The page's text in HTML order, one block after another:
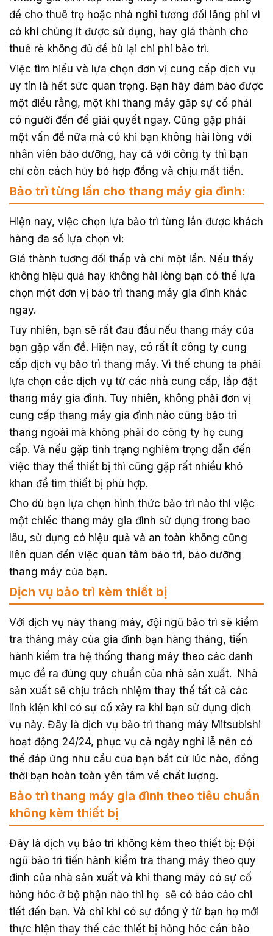
để cho thuê trọ hoặc nhà nghỉ tương đối lãng phí vì
có khi chúng ít được sử dụng, hay giá thành cho
thuê rẻ không đủ đề bù lại chi phí bảo trì.
Việc tìm hiểu và lựa chọn đơn vị cung cấp dịch vụ
uy tín là hết sức quan trọng. Bạn hãy đảm bảo được
một điều rằng, một khi thang máy gặp sự cố phải
có người đến để giải quyết ngay. Cũng gặp phải
một vấn đề nữa mà có khi bạn không hài lòng với
nhân viên bảo dưỡng, hay cả với công ty thì bạn
chỉ còn cách hủy bỏ hợp đồng và chịu mất tiền.
Bảo trì từng lần cho thang máy gia đình:
Hiện nay, việc chọn lựa bảo trì từng lần được khách
hàng đa số lựa chọn vì:
Giá thành tương đối thấp và chỉ một lần. Nếu thấy
không hiệu quả hay không hài lòng bạn có thể lựa
chọn một đơn vị bảo trì thang máy gia đình khác
ngay.
Tuy nhiên, bạn sẽ rất đau đầu nếu thang máy của
bạn gặp vấn đề. Hiện nay, có rất ít công ty cung
cấp dịch vụ bảo trì thang máy. Vì thế chung ta phải
lựa chọn các dịch vụ từ các nhà cung cấp, lắp đặt
thang máy gia đình. Tuy nhiên, không phải đơn vị
cung cấp thang máy gia đình nào cũng bảo trì
thang ngoài mà không phải do công ty họ cung
cấp. Và nếu gặp tình trạng nghiêm trọng dẫn đến
việc thay thế thiết bị thì cũng gặp rất nhiều khó
khan để tìm thiết bị phù hợp.
Cho dù bạn lựa chọn hình thức bảo trì nào thì việc
một chiếc thang máy gia đình sử dụng trong bao
lâu, sử dụng có hiệu quả và an toàn không cũng
liên quan đến việc quan tâm bảo trì, bảo dưỡng
thang máy của bạn.
Dịch vụ bảo trì kèm thiết bị
Với dịch vụ này thang máy, đội ngũ bảo trì sẽ kiểm
tra tháng máy của gia đình bạn hàng tháng, tiến
hành kiểm tra hệ thống thang máy theo các danh
mục đề ra đúng quy chuẩn của nhà sản xuất. Nhà
sản xuất sẽ chịu trách nhiệm thay thế tất cả các
linh kiện khi có sự cố xảy ra khi bạn sử dụng dịch
vụ này. Đây là dịch vụ bảo trì thang máy Mitsubishi
hoạt động 24/24, phục vụ cả ngày nghỉ lễ nên có
thể đáp ứng nhu cầu của bạn bất cứ lúc nào, đồng
thời bạn hoàn toàn yên tâm về chất lượng.
Bảo trì thang máy gia đình theo tiêu chuẩn
không kèm thiết bị
Đây là dịch vụ bảo trì không kèm theo thiết bị: Đội
ngũ bảo trì tiến hành kiểm tra thang máy theo quy
đinh của nhà sản xuất và khi thang máy có sự cố
hỏng hóc ở bộ phận nào thì họ sẽ có báo cáo chi
tiết đến bạn. Và chỉ khi có sự đồng ý từ bạn họ mới
thực hiện thay thế các thiết bị hỏng hóc cần bảo